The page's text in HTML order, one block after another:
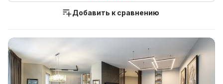
Добавить к сравнению